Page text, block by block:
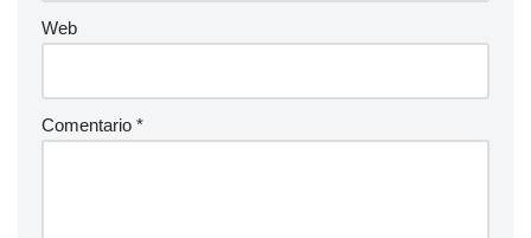
Web
Comentario *